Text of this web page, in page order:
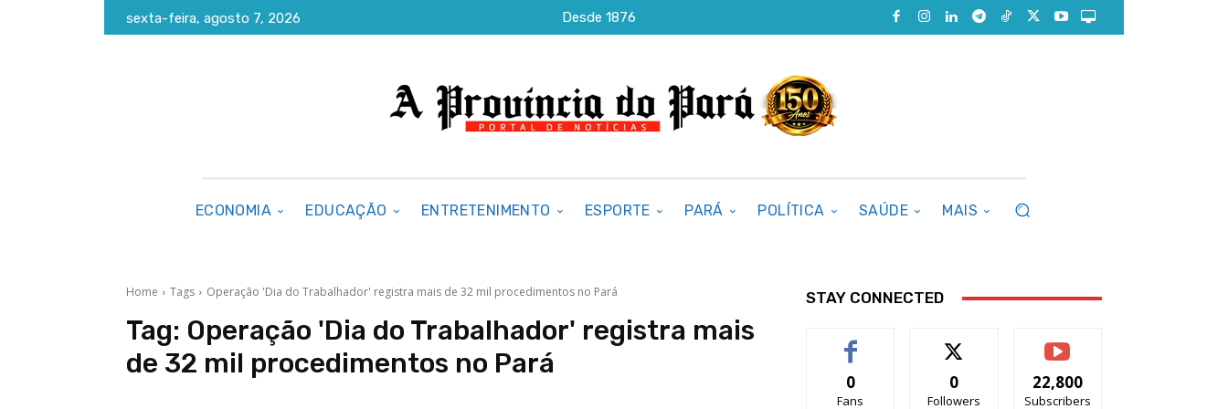
sexta-feira, agosto 7, 2026 Desde 1876
ECONOMIA EDUCAÇÃO ENTRETENIMENTO ESPORTE PARÁ POLÍTICA SAÚDE MAIS
Home Tags Operação 'Dia do Trabalhador' registra mais de 32 mil procedimentos no Pará
Tag: Operação 'Dia do Trabalhador' registra mais
de 32 mil procedimentos no Pará
STAY CONNECTED
0
Fans
0
Followers
22,800
Subscribers